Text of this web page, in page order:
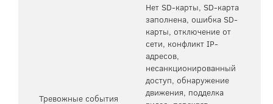
Тревожные события
Нет SD-карты, SD-карта
заполнена, ошибка SD-
карты, отключение от
сети, конфликт IP-
адресов,
несанкционированный
доступ, обнаружение
движения, подделка